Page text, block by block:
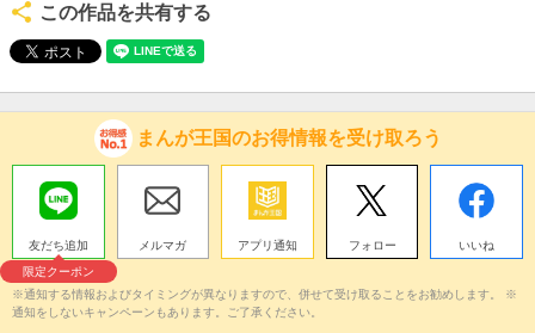
この作品を共有する
まんが王国のお得情報を受け取ろう
友だち追加
限定クーポン
メルマガ アプリ通知 フォロー いいね
※通知する情報およびタイミングが異なりますので、併せて受け取ることをお勧めします。 ※
通知をしないキャンペーンもあります。ご了承ください。